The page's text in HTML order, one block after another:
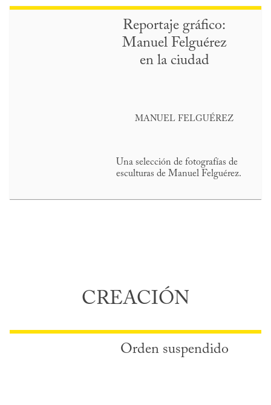
Reportaje gráfico:
Manuel Felguérez
en la ciudad
MANUEL FELGUÉREZ
Una selección de fotografías de
esculturas de Manuel Felguérez.
CREACIÓN
Orden suspendido